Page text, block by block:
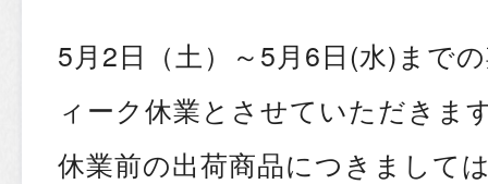
5月2日（土）～5月6日(水)まで
ィーク休業とさせていただきま
休業前の出荷商品につきまして